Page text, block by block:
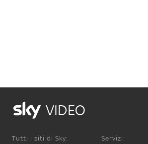
VIDEO
Tutti i siti di Sky: Servizi: